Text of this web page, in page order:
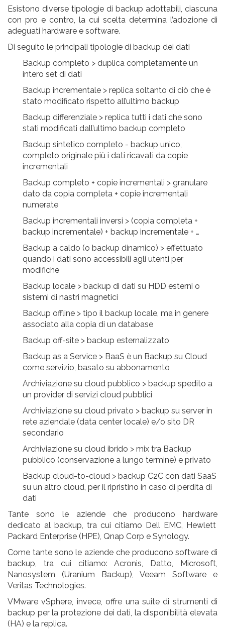
Esistono diverse tipologie di backup adottabili, ciascuna
con pro e contro, la cui scelta determina l’adozione di
adeguati hardware e software.
Di seguito le principali tipologie di backup dei dati
Backup completo > duplica completamente un
intero set di dati
Backup incrementale > replica soltanto di ciò che è
stato modificato rispetto all’ultimo backup
Backup differenziale > replica tutti i dati che sono
stati modificati dall’ultimo backup completo
Backup sintetico completo - backup unico,
completo originale più i dati ricavati da copie
incrementali
Backup completo + copie incrementali > granulare
dato da copia completa + copie incrementali
numerate
Backup incrementali inversi > (copia completa +
backup incrementale) + backup incrementale + …
Backup a caldo (o backup dinamico) > effettuato
quando i dati sono accessibili agli utenti per
modifiche
Backup locale > backup di dati su HDD esterni o
sistemi di nastri magnetici
Backup offline > tipo il backup locale, ma in genere
associato alla copia di un database
Backup off-site > backup esternalizzato
Backup as a Service > BaaS è un Backup su Cloud
come servizio, basato su abbonamento
Archiviazione su cloud pubblico > backup spedito a
un provider di servizi cloud pubblici
Archiviazione su cloud privato > backup su server in
rete aziendale (data center locale) e/o sito DR
secondario
Archiviazione su cloud ibrido > mix tra Backup
pubblico (conservazione a lungo termine) e privato
Backup cloud-to-cloud > backup C2C con dati SaaS
su un altro cloud, per il ripristino in caso di perdita di
dati
Tante sono le aziende che producono hardware
dedicato al backup, tra cui citiamo Dell EMC, Hewlett
Packard Enterprise (HPE), Qnap Corp e Synology.
Come tante sono le aziende che produconosoftware di
backup , tra cui citiamo: Acronis, Datto, Microsoft,
Nanosystem (Uranium Backup), Veeam Software e
Veritas Technologies.
VMware vSphere, invece, offre una suite di strumenti di
backup per la protezione dei dati, la disponibilità elevata
(HA) e la replica.